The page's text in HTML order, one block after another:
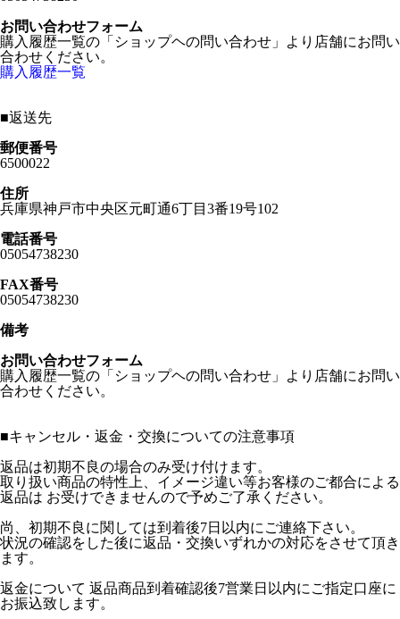
お問い合わせフォーム
購入履歴一覧の「ショップヘの問い合わせ」より店舗にお問い
合わせください。
購入履歴一覧
■返送先
郵便番号
6500022
住所
兵庫県神戸市中央区元町通6丁目3番19号102
電話番号
05054738230
FAX番号
05054738230
備考
お問い合わせフォーム
購入履歴一覧の「ショップヘの問い合わせ」より店舗にお問い
合わせください。
■キャンセル・返金・交換についての注意事項
返品は初期不良の場合のみ受け付けます。
取り扱い商品の特性上、イメージ違い等お客様のご都合による
返品は お受けできませんので予めご了承ください。
尚、初期不良に関しては到着後7日以内にご連絡下さい。
状況の確認をした後に返品・交換いずれかの対応をさせて頂き
ます。
返金について 返品商品到着確認後7営業日以内にご指定口座に
お振込致します。